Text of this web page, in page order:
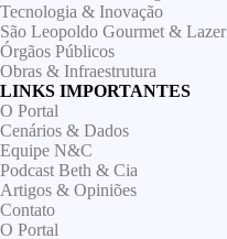
Tecnologia & Inovação
São Leopoldo Gourmet & Lazer
Órgãos Públicos
Obras & Infraestrutura
LINKS IMPORTANTES
O Portal
Cenários & Dados
Equipe N&C
Podcast Beth & Cia
Artigos & Opiniões
Contato
O Portal